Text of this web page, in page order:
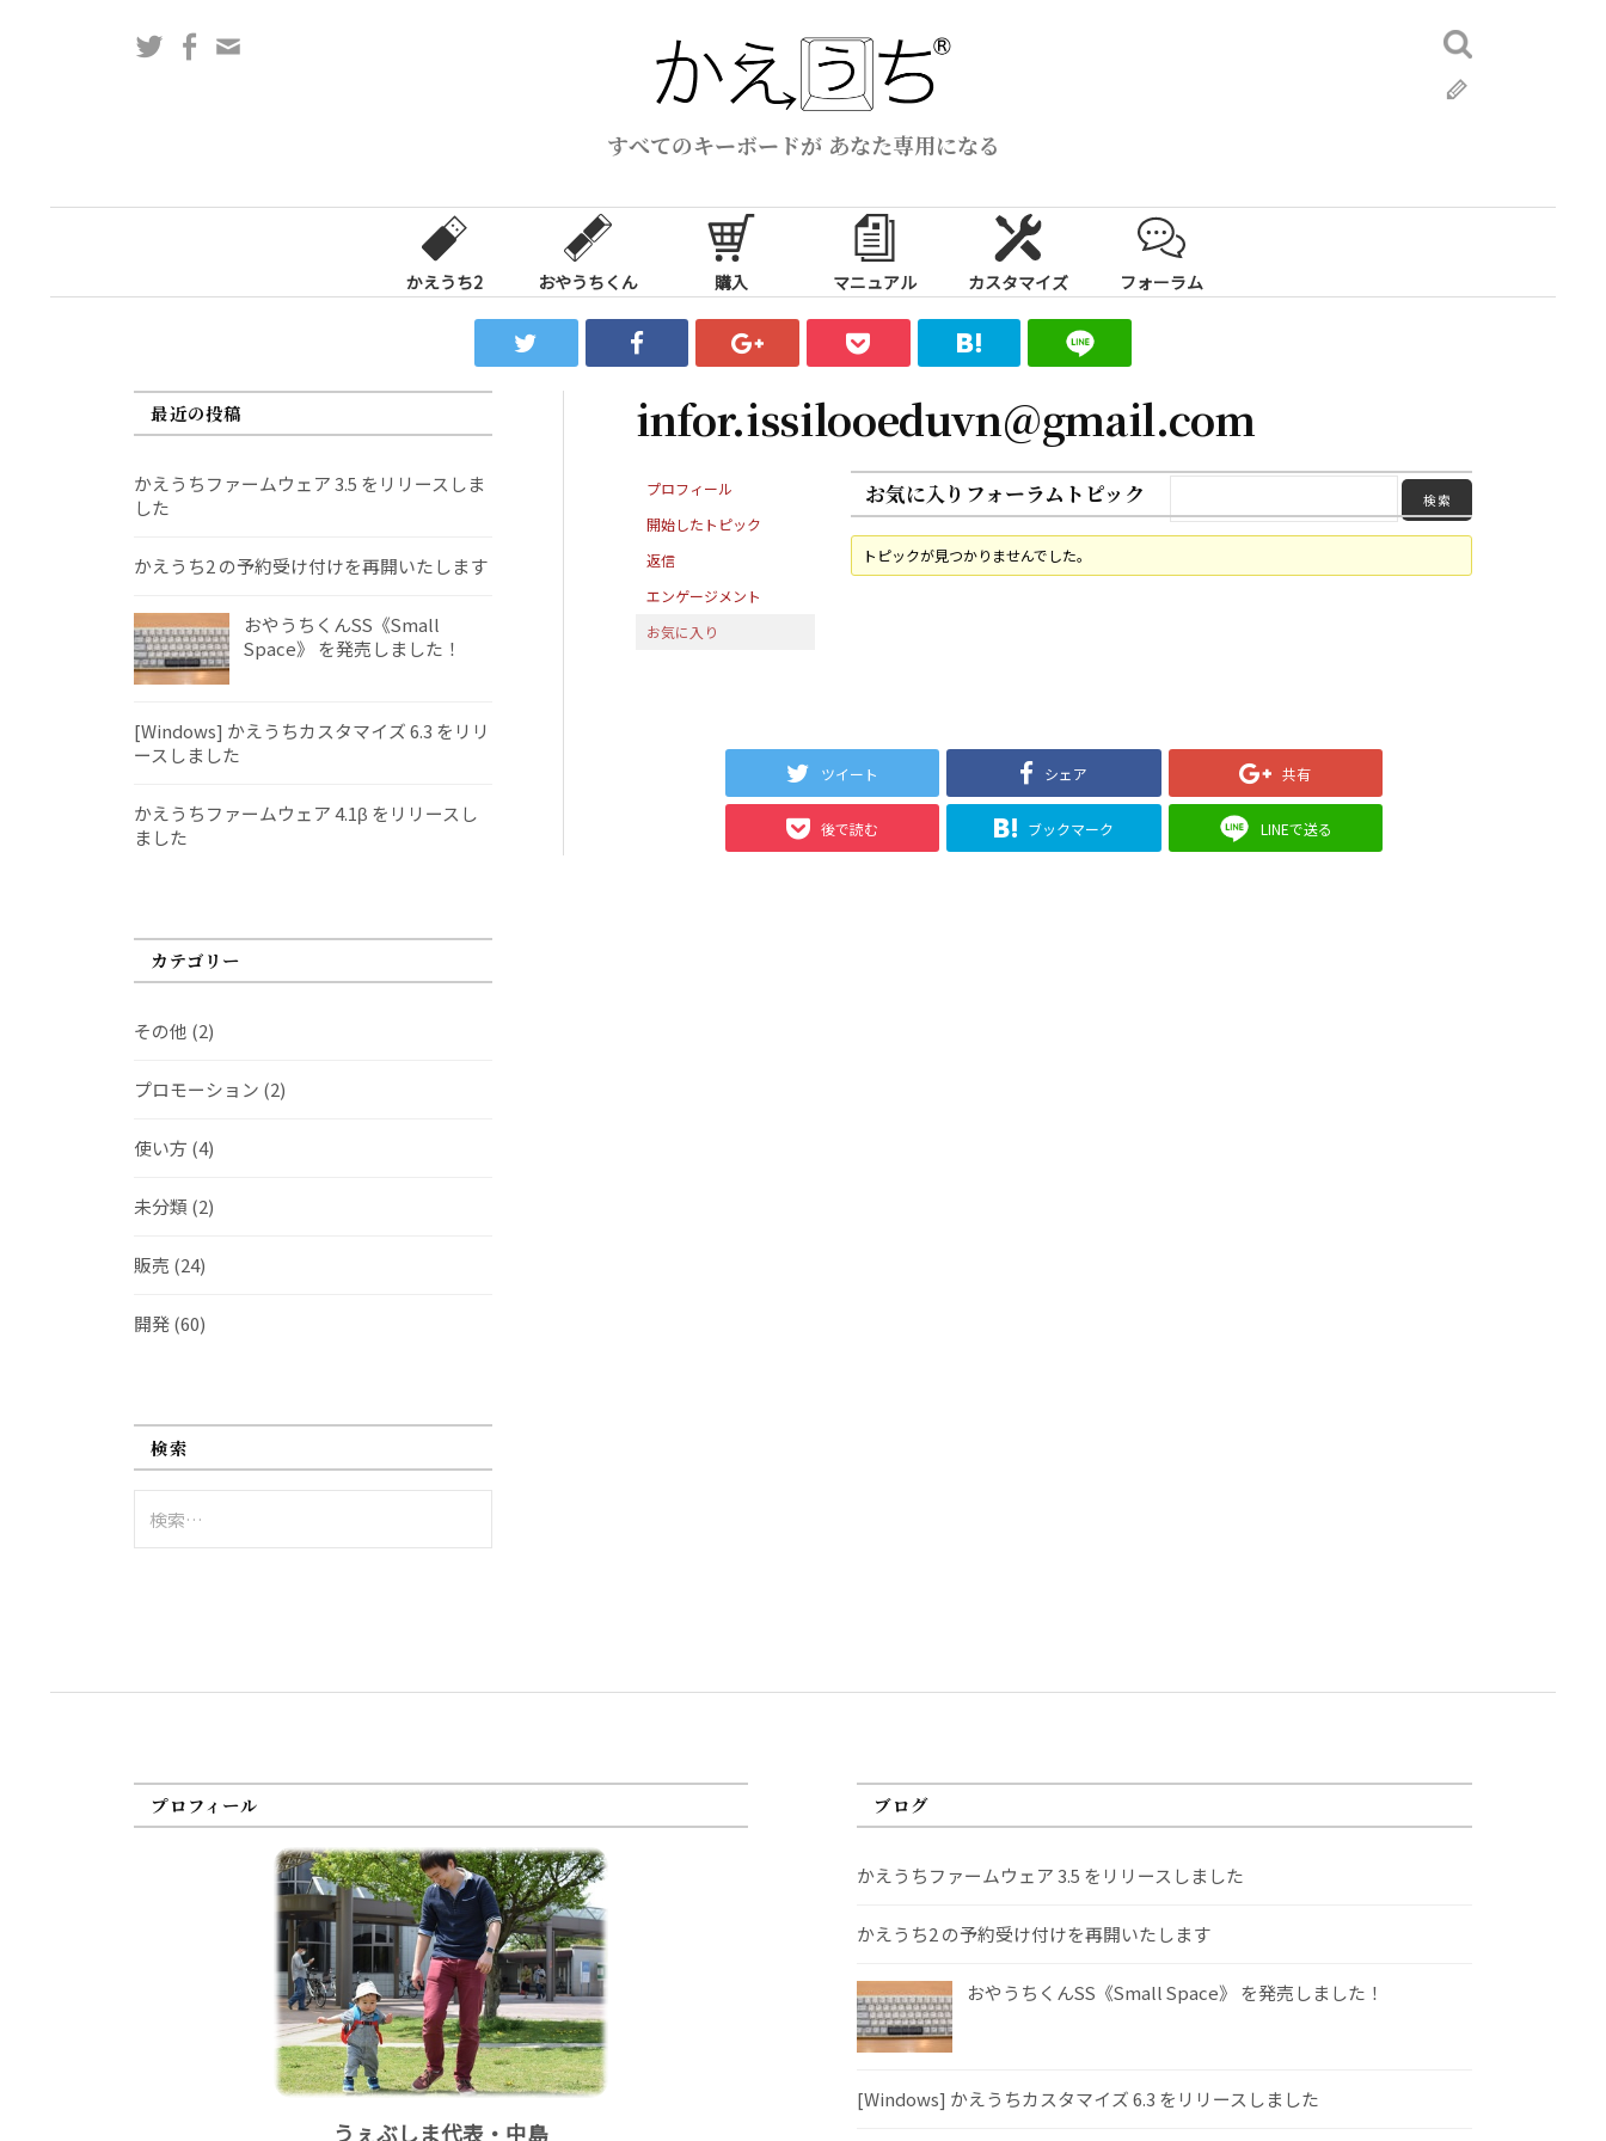
ス
すべてのキーボードが あなた専用になる
TwitterFacebook
検
索:
かえうち2 おやうちくん 購入 マニュアル カスタマイズ フォーラム
infor.issilooeduvn@gmail.com
プロフィール
開始したトピック
返信
エンゲージメント
お気に入り
お気に入りフォーラムトピック
トピックが見つかりませんでした。
ツイート シェア 共有
後で読む ブックマーク LINEで送る
最近の投稿
かえうちファームウェア 3.5 をリリースしま
した
かえうち2 の予約受け付けを再開いたします
おやうちくんSS《Small
Space》 を発売しました！
[Windows] かえうちカスタマイズ 6.3 をリリ
ースしました
かえうちファームウェア 4.1β をリリースし
ました
カテゴリー
その他 (2)
プロモーション (2)
使い方 (4)
未分類 (2)
販売 (24)
開発(60)
検索
索:
プロフィール
うぇぶしま代表・中島
ブログ
かえうちファームウェア 3.5 をリリースしました
かえうち2 の予約受け付けを再開いたします
おやうちくんSS《Small Space》 を発売しました！
[Windows] かえうちカスタマイズ 6.3 をリリースしました